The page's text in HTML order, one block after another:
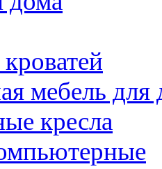
мебель для
кресла